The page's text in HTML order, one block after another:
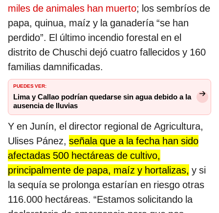
miles de animales han muerto; los sembríos de
papa, quinua, maíz y la ganadería “se han
perdido”. El último incendio forestal en el
distrito de Chuschi dejó cuatro fallecidos y 160
familias damnificadas.
PUEDES VER:
Lima y Callao podrían quedarse sin agua debido a la
ausencia de lluvias
Y en Junín, el director regional de Agricultura,
Ulises Pánez, señala que a la fecha han sido
afectadas 500 hectáreas de cultivo,
principalmente de papa, maíz y hortalizas, y si
la sequía se prolonga estarían en riesgo otras
116.000 hectáreas. “Estamos solicitando la